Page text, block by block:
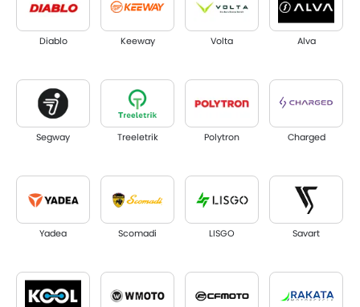
Diablo Keeway Volta Alva
Segway Treeletrik Polytron Charged
Yadea Scomadi LISGO Savart